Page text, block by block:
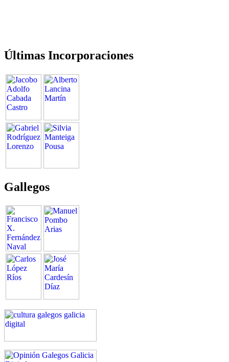
Últimas Incorporaciones
Gallegos